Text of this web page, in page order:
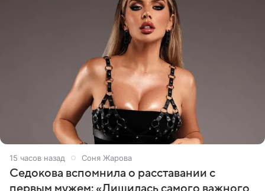
15 часов назад Соня Жарова
Седокова вспомнила о расставании с
первым мужем: «Лишилась самого важного